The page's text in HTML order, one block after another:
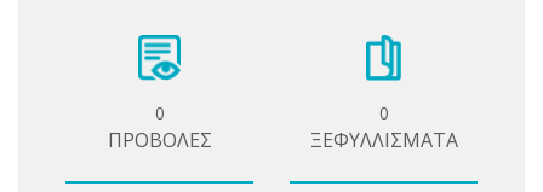
0
ΠΡΟΒΟΛΕΣ
0
ΞΕΦΥΛΛΙΣΜΑΤΑ